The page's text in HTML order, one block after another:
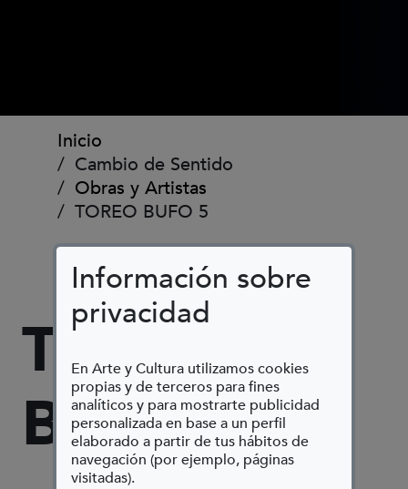
Información sobre
privacidad
En Arte y Cultura utilizamos cookies
propias y de terceros para fines
analíticos y para mostrarte publicidad
personalizada en base a un perfil
elaborado a partir de tus hábitos de
navegación (por ejemplo, páginas
visitadas).
Ruta de navegación
Inicio
Cambio de Sentido
Obras y Artistas
TOREO BUFO 5
TOREO
BUFO 5